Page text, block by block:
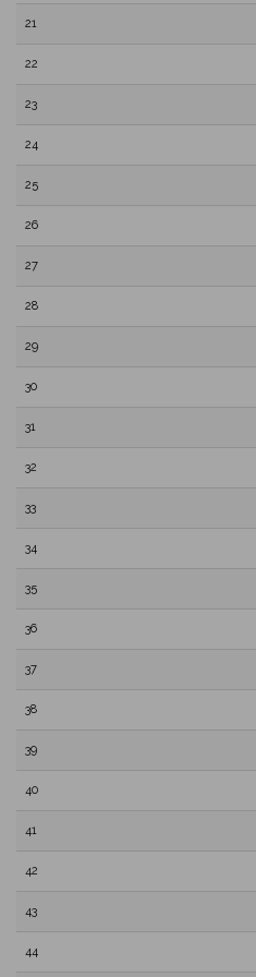
21
22
23
24
25
26
27
28
29
30
31
32
33
34
35
36
37
38
39
40
41
42
43
44